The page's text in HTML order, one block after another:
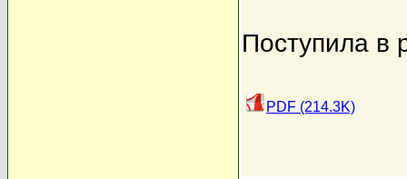
Поступила в
PDF (214.3K)